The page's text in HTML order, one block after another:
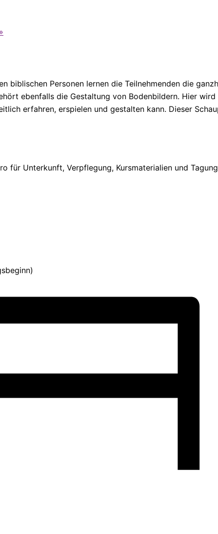
»
biblischen Personen lernen die Teilnehmenden die
ebenfalls die Gestaltung von Bodenbildern. Hier
erfahren, erspielen und gestalten kann. Dieser
Unterkunft, Verpflegung, Kursmaterialien und